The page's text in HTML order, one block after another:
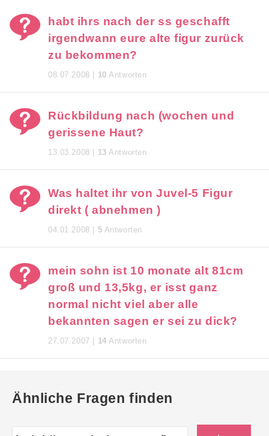
habt ihrs nach der ss geschafft
irgendwann eure alte figur zurück
zu bekommen?
08.07.2008 | 10 Antworten
Rückbildung nach (wochen und
gerissene Haut?
13.03.2008 | 13 Antworten
Was haltet ihr von Juvel-5 Figur
direkt ( abnehmen )
04.01.2008 | 5 Antworten
mein sohn ist 10 monate alt 81cm
groß und 13,5kg, er isst ganz
normal nicht viel aber alle
bekannten sagen er sei zu dick?
27.07.2007 | 14 Antworten
Ähnliche Fragen finden